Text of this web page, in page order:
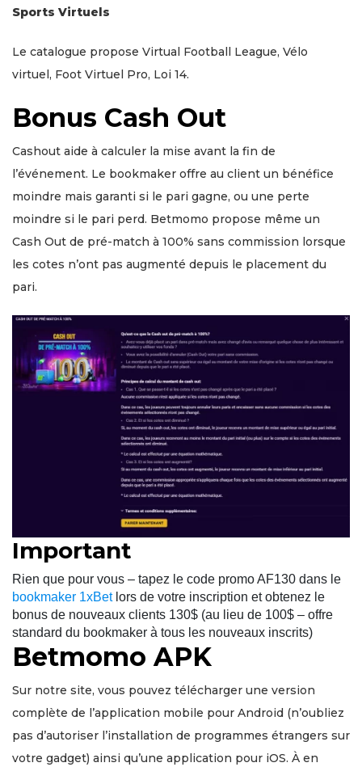
Sports Virtuels
Le catalogue propose Virtual Football League, Vélo
virtuel, Foot Virtuel Pro, Loi 14.
Bonus Cash Out
Cashout aide à calculer la mise avant la fin de
l’événement. Le bookmaker offre au client un bénéfice
moindre mais garanti si le pari gagne, ou une perte
moindre si le pari perd. Betmomo propose même un
Cash Out de pré-match à 100% sans commission lorsque
les cotes n’ont pas augmenté depuis le placement du
pari.
Important
Rien que pour vous – tapez le code promo AF130 dans le
bookmaker 1xBetlors de votre inscription et obtenez le
bonus de nouveaux clients 130$ (au lieu de 100$ – offre
standard du bookmaker à tous les nouveaux inscrits)
Betmomo APK
Sur notre site, vous pouvez télécharger une version
complète de l’application mobile pour Android (n’oubliez
pas d’autoriser l’installation de programmes étrangers sur
votre gadget) ainsi qu’une application pour iOS. À en